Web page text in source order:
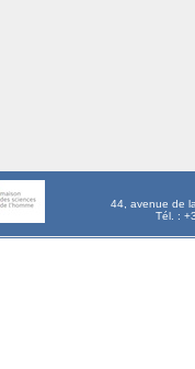
44, avenue de
Tél. :